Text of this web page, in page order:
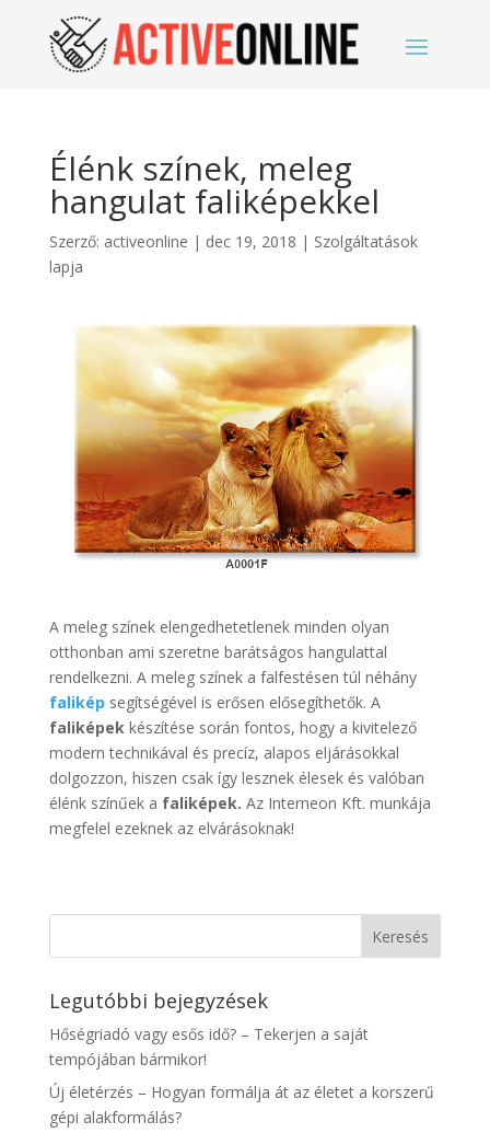
Élénk színek, meleg
hangulat faliképekkel
Szerző: activeonline | dec 19, 2018 | Szolgáltatások
lapja
A meleg színek elengedhetetlenek minden olyan
otthonban ami szeretne barátságos hangulattal
rendelkezni. A meleg színek a falfestésen túl néhány
falikép segítségével is erősen elősegíthetők. A
faliképekkészítése során fontos, hogy a kivitelező
modern technikával és precíz, alapos eljárásokkal
dolgozzon, hiszen csak így lesznek élesek és valóban
élénk színűek a faliképek. Az Interneon Kft. munkája
megfelel ezeknek az elvárásoknak!
Legutóbbi bejegyzések
Hőségriadó vagy esős idő? – Tekerjen a saját
tempójában bármikor!
Új életérzés – Hogyan formálja át az életet a korszerű
gépi alakformálás?